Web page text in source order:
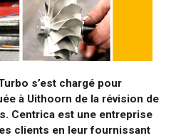
s’est chargé pour
à Uithoorn de la révision de
Centrica est une entreprise
clients en leur fournissant